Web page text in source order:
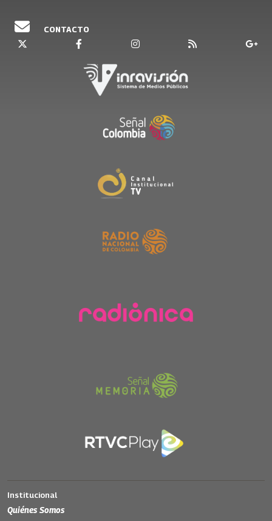
CONTACTO
Institucional
Quiénes Somos